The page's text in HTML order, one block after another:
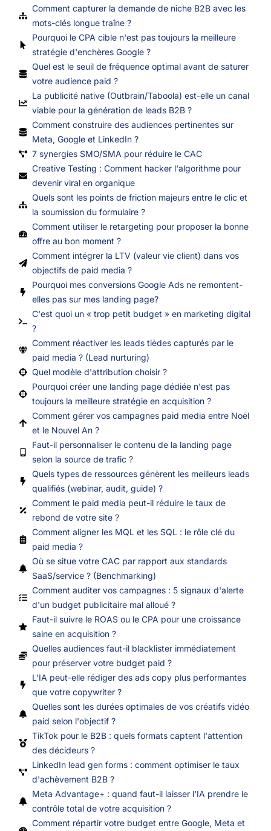
Comment capturer la demande de niche B2B avec les
mots-clés longue traîne ?
Pourquoi le CPA cible n'est pas toujours la meilleure
stratégie d'enchères Google ?
Quel est le seuil de fréquence optimal avant de saturer
votre audience paid ?
La publicité native (Outbrain/Taboola) est-elle un canal
viable pour la génération de leads B2B ?
Comment construire des audiences pertinentes sur
Meta, Google et LinkedIn ?
7 synergies SMO/SMA pour réduire le CAC
Creative Testing : Comment hacker l'algorithme pour
devenir viral en organique
Quels sont les points de friction majeurs entre le clic et
la soumission du formulaire ?
Comment utiliser le retargeting pour proposer la bonne
offre au bon moment ?
Comment intégrer la LTV (valeur vie client) dans vos
objectifs de paid media ?
Pourquoi mes conversions Google Ads ne remontent-
elles pas sur mes landing page?
C'est quoi un « trop petit budget » en marketing digital
?
Comment réactiver les leads tièdes capturés par le
paid media ? (Lead nurturing)
Quel modèle d'attribution choisir ?
Pourquoi créer une landing page dédiée n'est pas
toujours la meilleure stratégie en acquisition ?
Comment gérer vos campagnes paid media entre Noël
et le Nouvel An ?
Faut-il personnaliser le contenu de la landing page
selon la source de trafic ?
Quels types de ressources génèrent les meilleurs leads
qualifiés (webinar, audit, guide) ?
Comment le paid media peut-il réduire le taux de
rebond de votre site ?
Comment aligner les MQL et les SQL : le rôle clé du
paid media ?
Où se situe votre CAC par rapport aux standards
SaaS/service ? (Benchmarking)
Comment auditer vos campagnes : 5 signaux d'alerte
d'un budget publicitaire mal alloué ?
Faut-il suivre le ROAS ou le CPA pour une croissance
saine en acquisition ?
Quelles audiences faut-il blacklister immédiatement
pour préserver votre budget paid ?
L'IA peut-elle rédiger des ads copy plus performantes
que votre copywriter ?
Quelles sont les durées optimales de vos créatifs vidéo
paid selon l'objectif ?
TikTok pour le B2B : quels formats captent l'attention
des décideurs ?
LinkedIn lead gen forms : comment optimiser le taux
d'achèvement B2B ?
Meta Advantage+ : quand faut-il laisser l'IA prendre le
contrôle total de votre acquisition ?
Comment répartir votre budget entre Google, Meta et